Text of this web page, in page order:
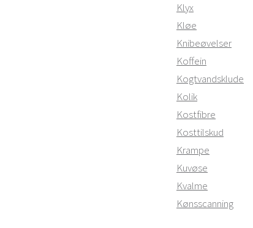
Klyx
Kløe
Knibeøvelser
Koffein
Kogtvandsklude
Kolik
Kostfibre
Kosttilskud
Krampe
Kuvøse
Kvalme
Kønsscanning